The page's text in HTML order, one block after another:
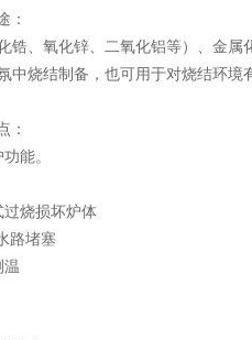
：
锆、氧化锌、二氧化铝等）、金
中烧结制备，也可用于对烧结环
：
能。
过烧损坏炉体
路堵塞
温